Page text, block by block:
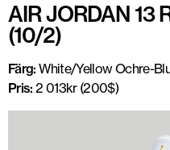
AIR JORDAN 13
(10/2)
Färg:White/Yellow Ochre-
Pris: 2 013kr (200$)